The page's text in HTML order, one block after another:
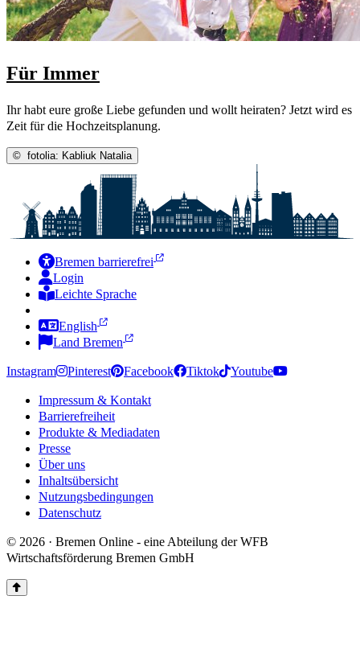
Für Immer
Ihr habt eure große Liebe gefunden und wollt heiraten? Jetzt wird es
Zeit für die Hochzeitsplanung.
© fotolia: Kabliuk Natalia
Bremen barrierefrei
Login
Leichte Sprache
English
Land Bremen
Instagram Pinterest Facebook Tiktok Youtube
Impressum & Kontakt
Barrierefreiheit
Produkte & Mediadaten
Presse
Über uns
Inhaltsübersicht
Nutzungsbedingungen
Datenschutz
© 2026 · Bremen Online - eine Abteilung der WFB
Wirtschaftsförderung Bremen GmbH